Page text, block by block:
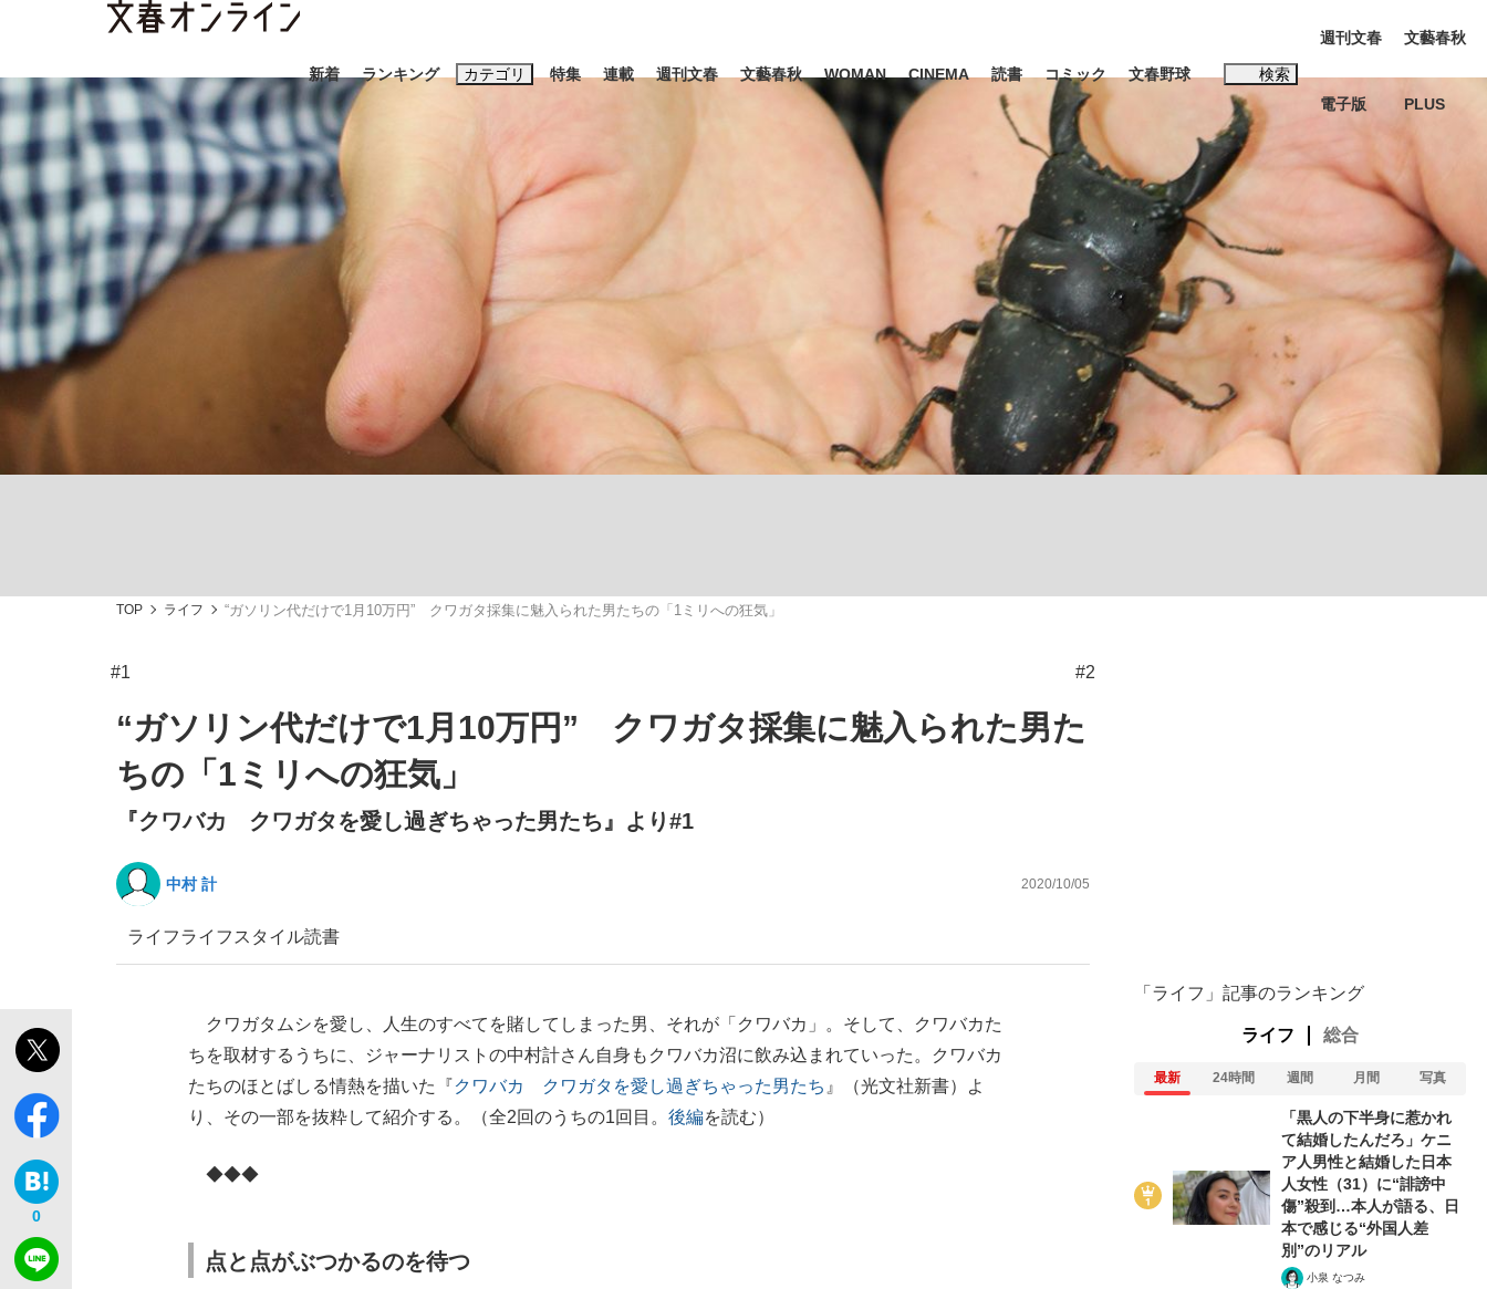
新着 ランキング カテゴリ
スクープ ビジネス インタビュー
「善か悪かはどちらでもいい」リアル『九条の大罪』弁護士が明かすトク... 「キオクシアの投資の桁は一つ多くてもいい」時価総額が一時トヨタ超え...
特集
日本生まれのK-POPアイドルたち
キングの誕生を、目撃せよ。
もっと見る
連載 週刊文春 文藝春秋 WOMAN CINEMA 読書 コミック 文春野球 検索
キーワード入力
おすすめのキーワードタグ一覧
#三山凌輝 #高市早苗 #後藤真希 #内田有紀
#松田聖子
#亀和田武
週刊文春
電子版
文藝春秋
PLUS
TOP ライフ “ガソリン代だけで1月10万円” クワガタ採集に魅入られた男たちの「1ミリへの狂気」
#1 #2
“ガソリン代だけで1月10万円” クワガタ採集に魅入られた男た
ちの「1ミリへの狂気」
『クワバカ クワガタを愛し過ぎちゃった男たち』より#1
中村 計 2020/10/05
ライフライフスタイル読書
0
クワガタムシを愛し、人生のすべてを賭してしまった男、それが「クワバカ」。そして、クワバカた
ちを取材するうちに、ジャーナリストの中村計さん自身もクワバカ沼に飲み込まれていった。クワバカ
たちのほとばしる情熱を描いた『クワバカ クワガタを愛し過ぎちゃった男たち 』（光文社新書）よ
り、その一部を抜粋して紹介する。（全2回のうちの1回目。 後編を読む）
◆◆◆
点と点がぶつかるのを待つ
「ライフ」記事のランキング
ライフ 総合
最新 24時間 週間 月間 写真
「黒人の下半身に惹かれ
て結婚したんだろ」ケニ
ア人男性と結婚した日本
人女性（31）に“誹謗中
傷”殺到…本人が語る、日
本で感じる“外国人差
別”のリアル
小泉 なつみ